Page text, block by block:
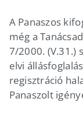
A Panaszos
még a
7/2000. (V.31.)
elvi
regisztráció
Panaszolt